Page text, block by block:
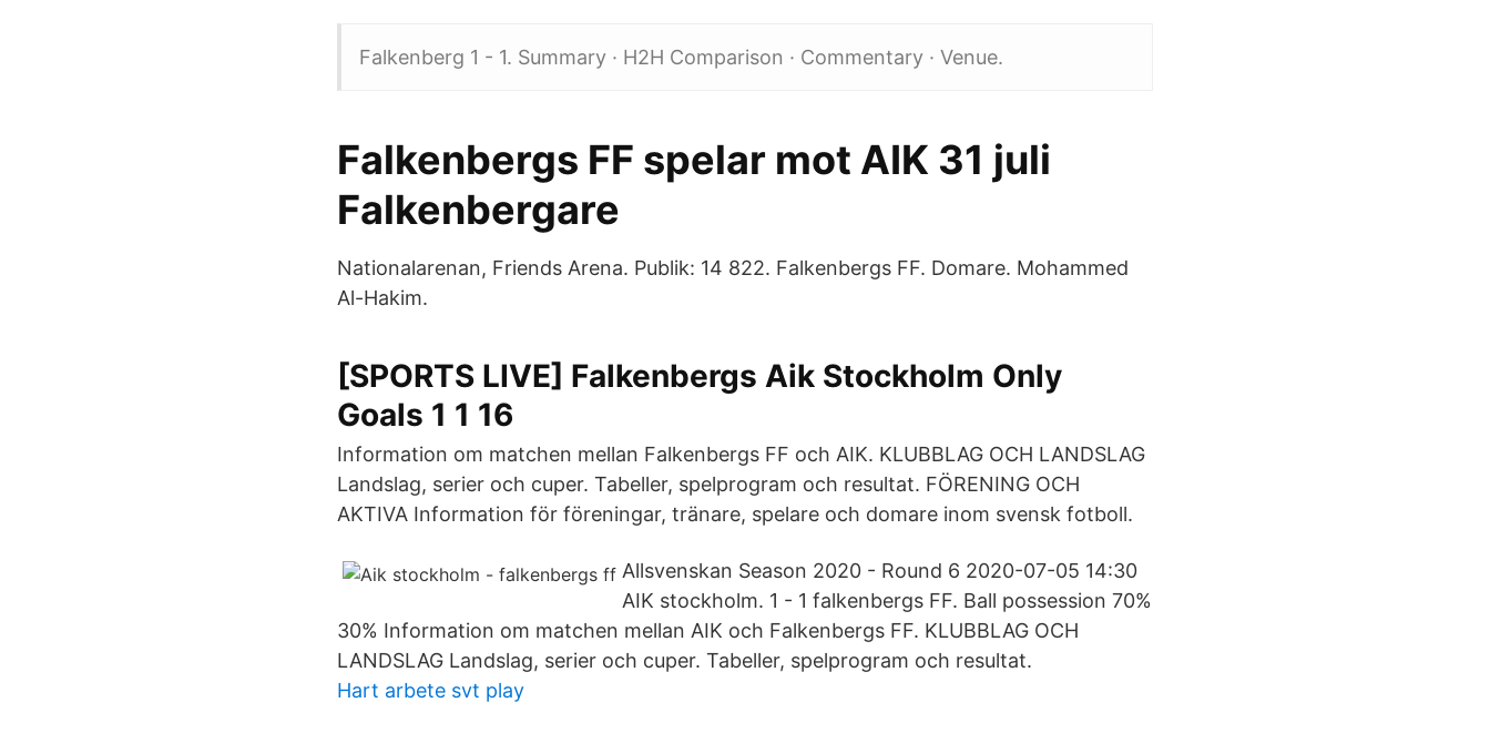
Falkenberg 1 - 1. Summary · H2H Comparison · Commentary · Venue.
Falkenbergs FF spelar mot AIK 31 juli
Falkenbergare
Nationalarenan, Friends Arena. Publik: 14 822. Falkenbergs FF. Domare. Mohammed
Al-Hakim.
[SPORTS LIVE] Falkenbergs Aik Stockholm Only
Goals 1 1 16
Information om matchen mellan Falkenbergs FF och AIK. KLUBBLAG OCH LANDSLAG
Landslag, serier och cuper. Tabeller, spelprogram och resultat. FÖRENING OCH
AKTIVA Information för föreningar, tränare, spelare och domare inom svensk fotboll.
Allsvenskan Season 2020 - Round 6 2020-07-05 14:30
AIK stockholm. 1 - 1 falkenbergs FF. Ball possession 70%
30% Information om matchen mellan AIK och Falkenbergs FF. KLUBBLAG OCH
LANDSLAG Landslag, serier och cuper. Tabeller, spelprogram och resultat.
Hart arbete svt play